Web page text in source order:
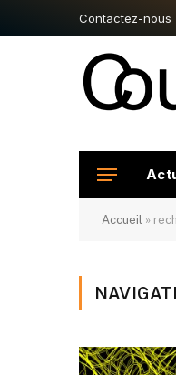
Contactez-nous
Accueil »